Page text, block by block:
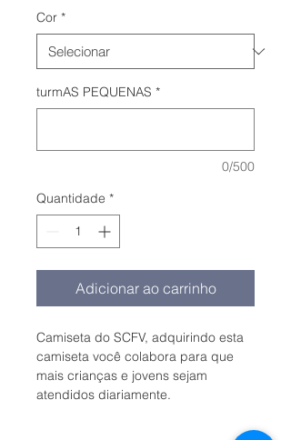
Cor *
turmAS PEQUENAS *
0/500
Quantidade *
Adicionar ao carrinho
Camiseta do SCFV, adquirindo esta
camiseta você colabora para que
mais crianças e jovens sejam
atendidos diariamente.